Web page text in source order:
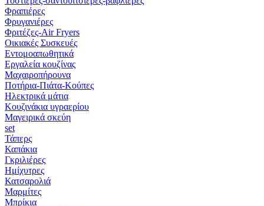
Φραπιέρες
Φρυγανιέρες
Φριτέζες-Air Fryers
Οικιακές Συσκευές
Εντομοαπωθητικά
Εργαλεία κουζίνας
Μαχαιροπήρουνα
Ποτήρια-Πιάτα-Κούπες
Ηλεκτρικά μάτια
Κουζινάκια υγραερίου
Μαγειρικά σκεύη
set
Τάπερς
Καπάκια
Γκριλιέρες
Ημίχυτρες
Κατσαρολιά
Μαρμίτες
Μπρίκια